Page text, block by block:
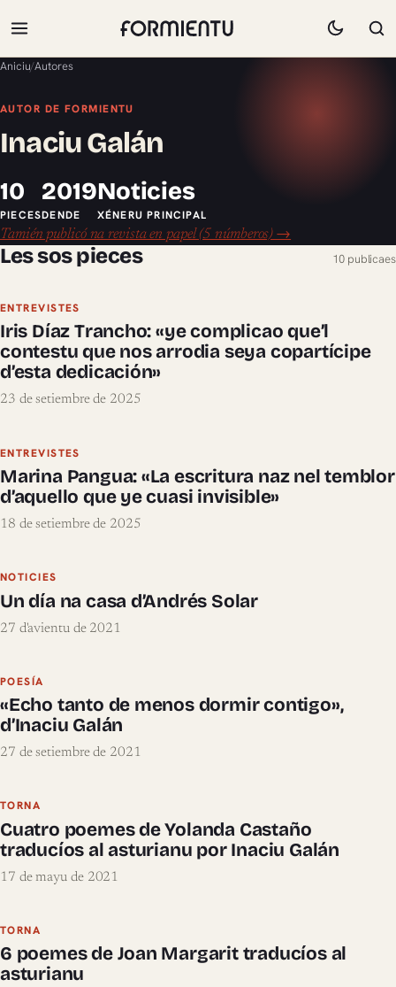
Aniciu/Autores
AUTOR DE FORMIENTU
Inaciu Galán
10
PIECES
2019
DENDE
Noticies
XÉNERU PRINCIPAL
Tamién publicó na revista en papel (5 númberos) →
Les sos pieces 10 publicaes
ENTREVISTES
Iris Díaz Trancho: «ye complicao que’l
contestu que nos arrodia seya copartícipe
d’esta dedicación»
23 de setiembre de 2025
ENTREVISTES
Marina Pangua: «La escritura naz nel temblor
d’aquello que ye cuasi invisible»
18 de setiembre de 2025
NOTICIES
Un día na casa d’Andrés Solar
27 d'avientu de 2021
POESÍA
«Echo tanto de menos dormir contigo»,
d’Inaciu Galán
27 de setiembre de 2021
TORNA
Cuatro poemes de Yolanda Castaño
traducíos al asturianu por Inaciu Galán
17 de mayu de 2021
TORNA
6 poemes de Joan Margarit traducíos al
asturianu